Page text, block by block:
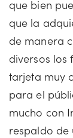
que bien
que la
de manera
diversos los
tarjeta muy
para el
mucho con
respaldo de